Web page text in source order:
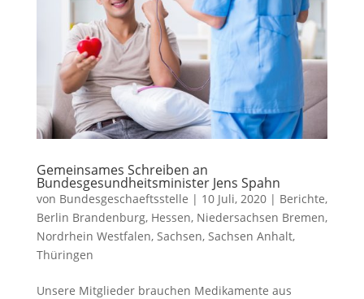
Gemeinsames Schreiben an
Bundesgesundheitsminister Jens Spahn
von Bundesgeschaeftsstelle | 10 Juli, 2020| Berichte,
Berlin Brandenburg, Hessen, Niedersachsen Bremen,
Nordrhein Westfalen, Sachsen, Sachsen Anhalt,
Thüringen
Unsere Mitglieder brauchen Medikamente aus